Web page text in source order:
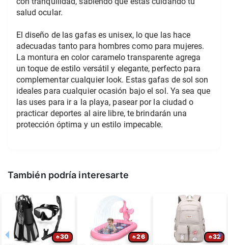
salud ocular.
El diseño de las gafas es unisex, lo que las hace
adecuadas tanto para hombres como para mujeres.
La montura en color caramelo transparente agrega
un toque de estilo versátil y elegante, perfecto para
complementar cualquier look. Estas gafas de sol son
ideales para cualquier ocasión bajo el sol. Ya sea que
las uses para ir a la playa, pasear por la ciudad o
practicar deportes al aire libre, te brindarán una
protección óptima y un estilo impecable.
También podría interesarte
30 26 32